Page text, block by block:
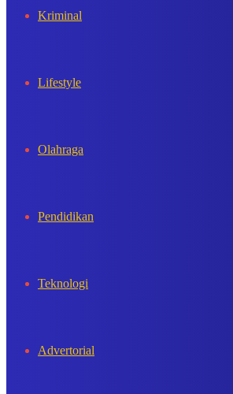
Kriminal
Lifestyle
Olahraga
Pendidikan
Teknologi
Advertorial